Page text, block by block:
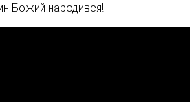
Божий народився!